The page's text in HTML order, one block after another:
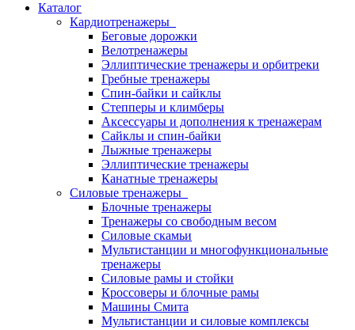
Каталог
Кардиотренажеры
Беговые дорожки
Велотренажеры
Эллиптические тренажеры и орбитреки
Гребные тренажеры
Спин-байки и сайклы
Степперы и климберы
Аксессуары и дополнения к тренажерам
Сайклы и спин-байки
Лыжные тренажеры
Эллиптические тренажеры
Канатные тренажеры
Силовые тренажеры
Блочные тренажеры
Тренажеры со свободным весом
Силовые скамьи
Мультистанции и многофункциональные
тренажеры
Силовые рамы и стойки
Кроссоверы и блочные рамы
Машины Смита
Мультистанции и силовые комплексы